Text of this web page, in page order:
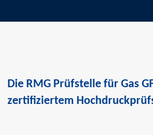
Die RMG Prüfstelle für Gas
zertifiziertem